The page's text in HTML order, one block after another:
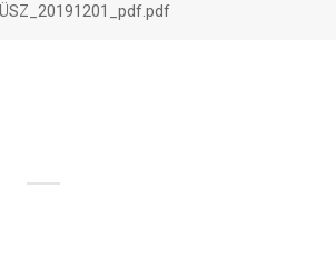
ÜSZ_20191201_pdf.pdf